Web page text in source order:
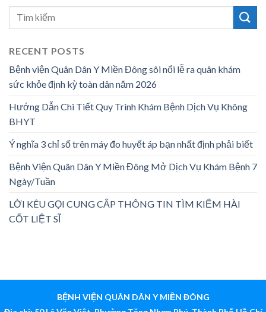
RECENT POSTS
Bệnh viện Quân Dân Y Miền Đông sôi nổi lễ ra quân khám
sức khỏe định kỳ toàn dân năm 2026
Hướng Dẫn Chi Tiết Quy Trình Khám Bệnh Dịch Vụ Không
BHYT
Ý nghĩa 3 chỉ số trên máy đo huyết áp bạn nhất định phải biết
Bệnh Viện Quân Dân Y Miền Đông Mở Dịch Vụ Khám Bệnh 7
Ngày/Tuần
LỜI KÊU GỌI CUNG CẤP THÔNG TIN TÌM KIẾM HÀI
CỐT LIỆT SĨ
BỆNH VIỆN QUÂN DÂN Y MIỀN ĐÔNG